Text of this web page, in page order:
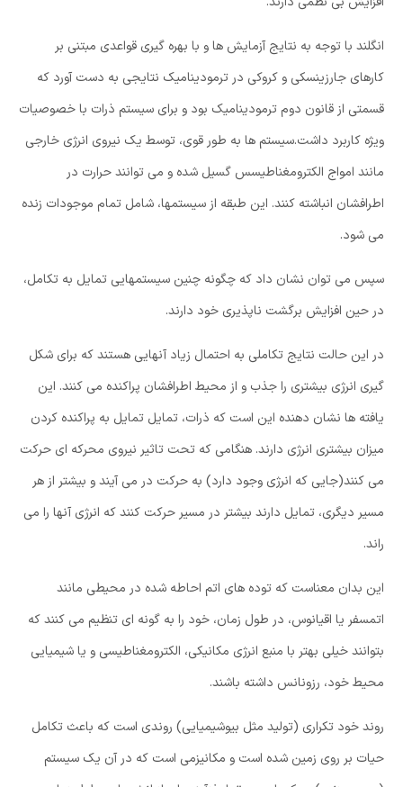
انگلند با توجه به نتایج آزمایش ها و با بهره گیری قواعدی مبتنی بر
کارهای جارزینسکی و کروکی در ترمودینامیک نتایجی به دست آورد که
قسمتی از قانون دوم ترمودینامیک بود و برای سیستم ذرات با خصوصیات
ویژه کاربرد داشت.سیستم ها به طور قوی، توسط یک نیروی انرژی خارجی
مانند امواج الکترومغناطیسس گسیل شده و می توانند حرارت در
اطرافشان انباشته کنند. این طبقه از سیستمها، شامل تمام موجودات زنده
می شود.
سپس می توان نشان داد که چگونه چنین سیستمهایی تمایل به تکامل،
در حین افزایش برگشت ناپذیری خود دارند.
در این حالت نتایج تکاملی به احتمال زیاد آنهایی هستند که برای شکل
گیری انرژی بیشتری را جذب و از محیط اطرافشان پراکنده می کنند. این
یافته ها نشان دهنده این است که ذرات، تمایل تمایل به پراکنده کردن
میزان بیشتری انرژی دارند. هنگامی که تحت تاثیر نیروی محرکه ای حرکت
می کنند(جایی که انرژی وجود دارد) به حرکت در می آیند و بیشتر از هر
مسیر دیگری، تمایل دارند بیشتر در مسیر حرکت کنند که انرژی آنها را می
راند.
این بدان معناست که توده های اتم احاطه شده در محیطی مانند
اتمسفر یا اقیانوس، در طول زمان، خود را به گونه ای تنظیم می کنند که
بتوانند خیلی بهتر با منبع انرژی مکانیکی، الکترومغناطیسی و یا شیمیایی
محیط خود، رزونانس داشته باشند.
روند خود تکراری (تولید مثل بیوشیمیایی) روندی است که باعث تکامل
حیات بر روی زمین شده است و مکانیزمی است که در آن یک سیستم